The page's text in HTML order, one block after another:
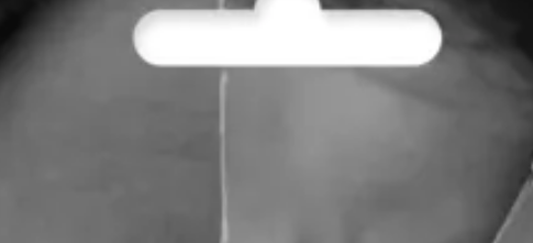
São Paulo
exposiciones